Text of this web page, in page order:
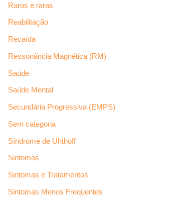
Raros e raras
Reabilitação
Recaída
Ressonância Magnética (RM)
Saúde
Saúde Mental
Secundária Progressiva (EMPS)
Sem categoria
Síndrome de Uhthoff
Sintomas
Sintomas e Tratamentos
Sintomas Menos Frequentes